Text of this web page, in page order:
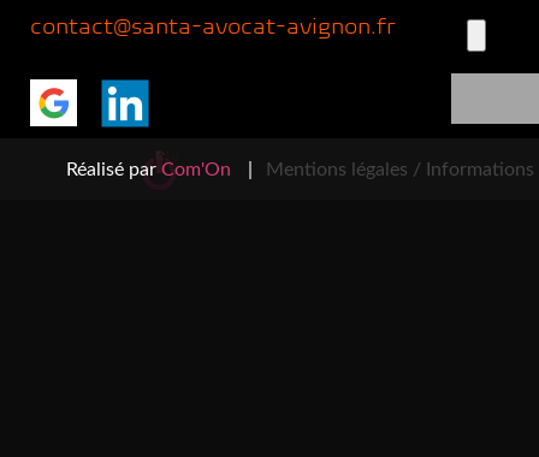
contact@santa-avocat-avignon.fr
Réalisé parCom'On Mentions légales /